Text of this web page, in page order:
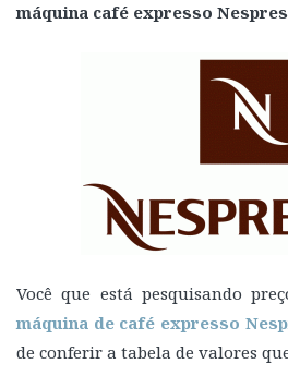
máquina café expresso
Você que está pesquisando
máquina de café expresso
de conferir a tabela de valores